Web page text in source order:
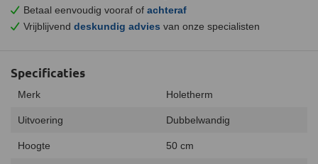
Betaal eenvoudig vooraf of achteraf
Vrijblijvend deskundig advies van onze specialisten
Specificaties
Merk Holetherm
Uitvoering Dubbelwandig
Hoogte 50 cm